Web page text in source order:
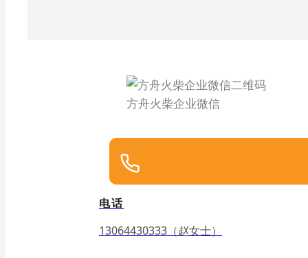
方舟火柴企业微信
电话
13064430333（赵女士）